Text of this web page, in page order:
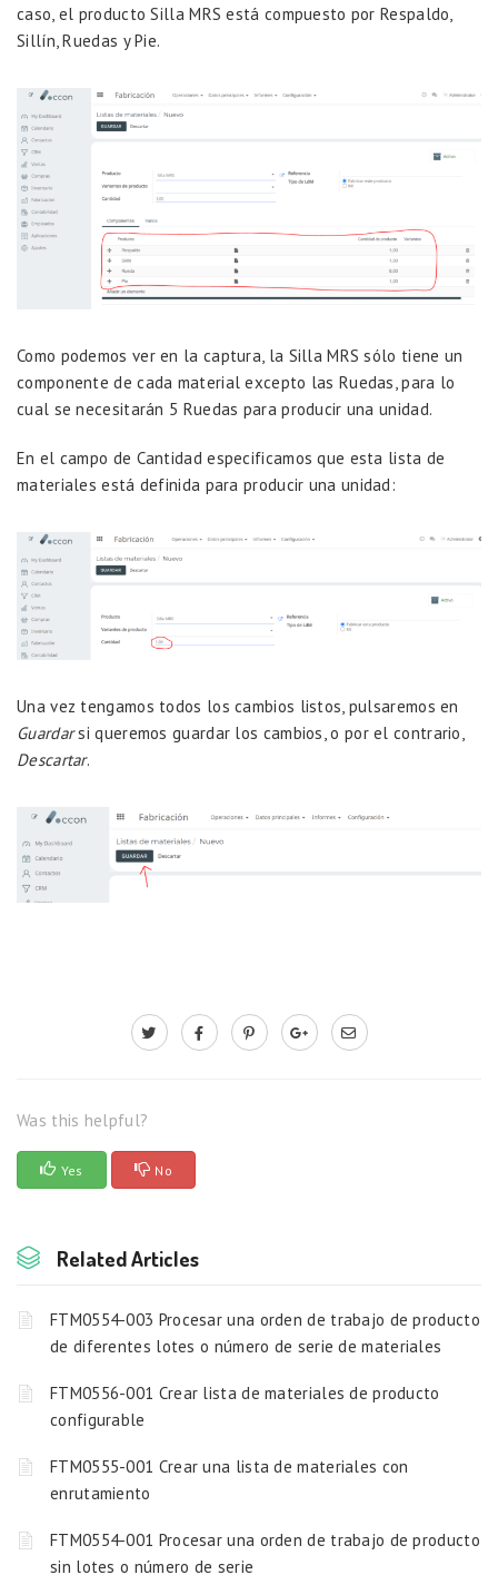
caso, el producto Silla MRS está compuesto por Respaldo,
Sillín, Ruedas y Pie.
Como podemos ver en la captura, la Silla MRS sólo tiene un
componente de cada material excepto las Ruedas, para lo
cual se necesitarán 5 Ruedas para producir una unidad.
En el campo de Cantidad especificamos que esta lista de
materiales está definida para producir una unidad:
Una vez tengamos todos los cambios listos, pulsaremos en
Guardarsi queremos guardar los cambios, o por el contrario,
Descartar.
Was this helpful?
Yes No
Related Articles
FTM0554-003 Procesar una orden de trabajo de producto
de diferentes lotes o número de serie de materiales
FTM0556-001 Crear lista de materiales de producto
configurable
FTM0555-001 Crear una lista de materiales con
enrutamiento
FTM0554-001 Procesar una orden de trabajo de producto
sin lotes o número de serie